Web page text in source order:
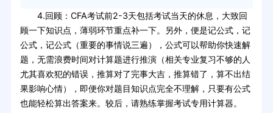
4.回顾：CFA考试前2-3天包括考试当天的休息，大致回
顾一下知识点，薄弱环节重点补一下。另外，便是记公式，记
公式，记公式（重要的事情说三遍），公式可以帮助你快速解
题，无需浪费时间对计算题进行推演（相关专业复习不够的人
尤其喜欢犯的错误，推算对了完事大吉，推算错了，算不出结
果影响心情），即便你对题目知识点完全不理解，只要有公式
也能轻松算出答案来。较后，请熟练掌握考试专用计算器。